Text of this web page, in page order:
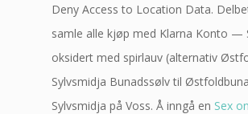
Deny Access to Location Data.
samle alle kjøp med Klarna Konto —
oksidert med spirlauv (alternativ
Sylvsmidja Bunadssølv til
Sylvsmidja på Voss. Å inngå en Sex